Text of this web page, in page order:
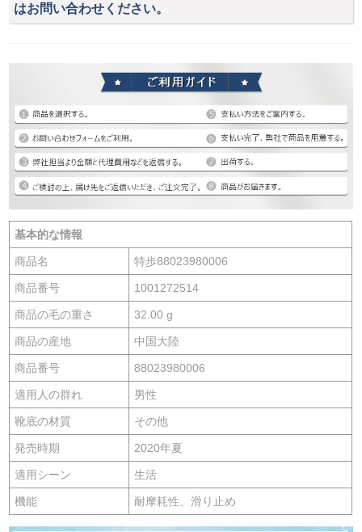
はお問い合わせください。
基本的な情報
商品名 特歩88023980006
商品番号 1001272514
商品の毛の重さ 32.00 g
商品の産地 中国大陸
商品番号 88023980006
適用人の群れ 男性
靴底の材質 その他
発売時期 2020年夏
適用シーン 生活
機能 耐摩耗性、滑り止め